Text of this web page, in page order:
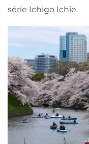
série Ichigo Ichie.